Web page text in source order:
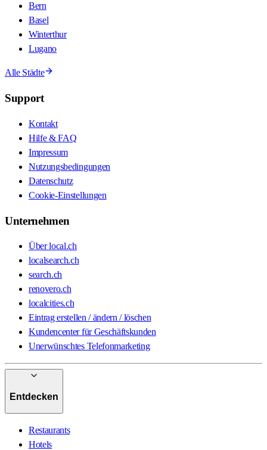
Bern
Basel
Winterthur
Lugano
Alle Städte
Support
Kontakt
Hilfe & FAQ
Impressum
Nutzungsbedingungen
Datenschutz
Cookie-Einstellungen
Unternehmen
Über local.ch
localsearch.ch
search.ch
renovero.ch
localcities.ch
Eintrag erstellen / ändern / löschen
Kundencenter für Geschäftskunden
Unerwünschtes Telefonmarketing
Entdecken
Restaurants
Hotels